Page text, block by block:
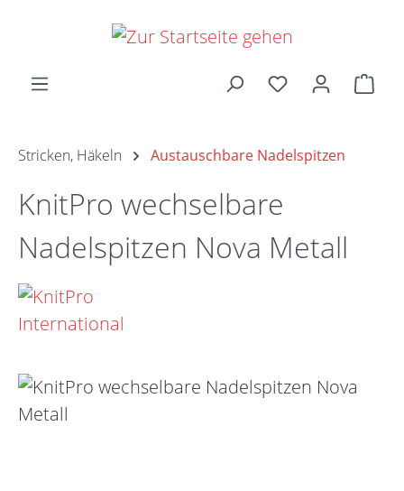
Zum Hauptinhalt springen
Stricken, Häkeln Austauschbare Nadelspitzen
KnitPro wechselbare
Nadelspitzen Nova Metall
Bildergalerie überspringen